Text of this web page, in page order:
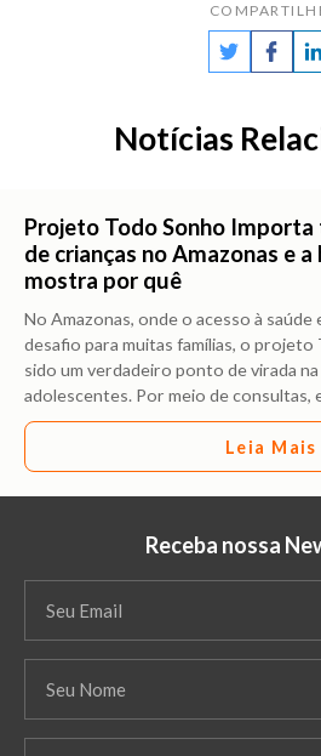
Notícias
Projeto Todo Sonho
de crianças no Amazonas e
mostra por quê
No Amazonas, onde o acesso à saúde
desafio para muitas famílias, o
sido um verdadeiro ponto de virada na
adolescentes. Por meio de consultas,
Leia Mais
Receba nossa